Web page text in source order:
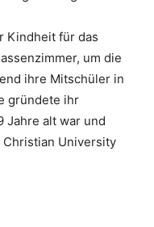
Kindheit für das
um die
ihre Mitschüler in
gründete ihr
Jahre alt war und
Christian University